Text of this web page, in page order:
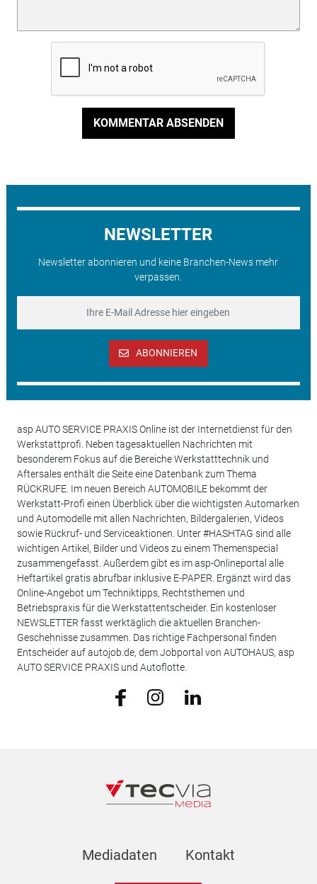
KOMMENTAR ABSENDEN
NEWSLETTER
Newsletter abonnieren und keine Branchen-News mehr
verpassen.
ABONNIEREN
asp AUTO SERVICE PRAXIS Online ist der Internetdienst für den
Werkstattprofi. Neben tagesaktuellen Nachrichten mit
besonderem Fokus auf die Bereiche Werkstatttechnik und
Aftersales enthält die Seite eine Datenbank zum Thema
RÜCKRUFE. Im neuen Bereich AUTOMOBILE bekommt der
Werkstatt-Profi einen Überblick über die wichtigsten Automarken
und Automodelle mit allen Nachrichten, Bildergalerien, Videos
sowie Rückruf- und Serviceaktionen. Unter #HASHTAG sind alle
wichtigen Artikel, Bilder und Videos zu einem Themenspecial
zusammengefasst. Außerdem gibt es im asp-Onlineportal alle
Heftartikel gratis abrufbar inklusive E-PAPER. Ergänzt wird das
Online-Angebot um Techniktipps, Rechtsthemen und
Betriebspraxis für die Werkstattentscheider. Ein kostenloser
NEWSLETTER fasst werktäglich die aktuellen Branchen-
Geschehnisse zusammen. Das richtige Fachpersonal finden
Entscheider auf autojob.de, dem Jobportal von AUTOHAUS, asp
AUTO SERVICE PRAXIS und Autoflotte.
Mediadaten Kontakt